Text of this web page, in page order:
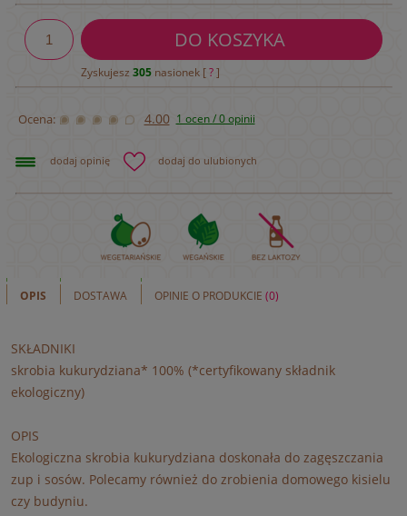
DO KOSZYKA
Zyskujesz305 nasionek [?]
Ocena: 4.00 1 ocen / 0 opinii
dodaj opinię dodaj do ulubionych
OPIS DOSTAWA OPINIE O PRODUKCIE (0)
SKŁADNIKI
skrobia kukurydziana* 100% (*certyfikowany składnik
ekologiczny)
OPIS
Ekologiczna skrobia kukurydziana doskonała do zagęszczania
zup i sosów. Polecamy również do zrobienia domowego kisielu
czy budyniu.